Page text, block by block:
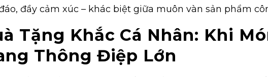
đầy cảm xúc – khác biệt giữa muôn vàn sản phẩm
Tặng Khắc Cá Nhân: Khi
Thông Điệp Lớn